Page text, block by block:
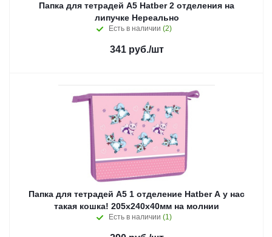
Папка для тетрадей А5 Hatber 2 отделения на
липучке Нереально
Есть в наличии (2)
341руб./шт
Папка для тетрадей А5 1 отделение Hatber А у нас
такая кошка! 205х240х40мм на молнии
Есть в наличии (1)